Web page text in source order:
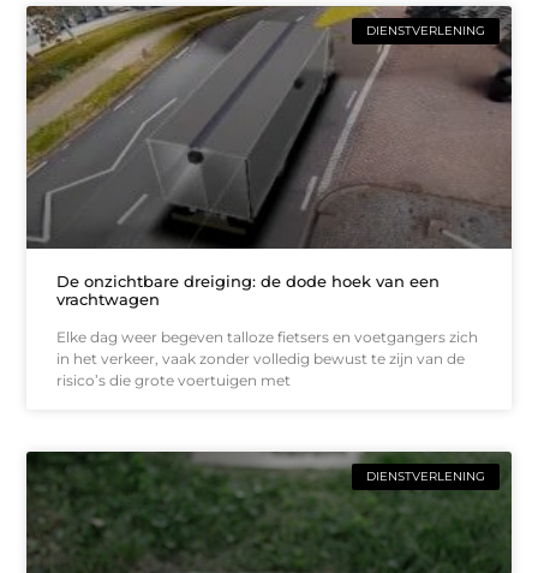
DIENSTVERLENING
De onzichtbare dreiging: de dode hoek van een
vrachtwagen
Elke dag weer begeven talloze fietsers en voetgangers zich
in het verkeer, vaak zonder volledig bewust te zijn van de
risico’s die grote voertuigen met
DIENSTVERLENING